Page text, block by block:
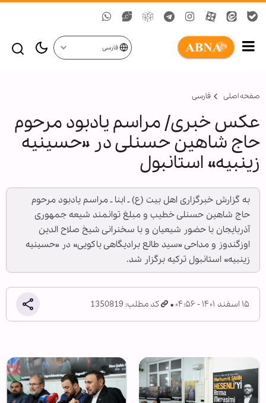
فارسی
صفحه اصلی فارسی
عكس خبری/ مراسم يادبود مرحوم
حاج شاهین حسنلی در «حسينيه
زينبيه» استانبول
به گزارش خبرگزاری اهل بيت (ع) ـ ابنا ـ مراسم يادبود مرحوم
حاج شاهین حسنلی خطیب و مبلغ توانمند شیعه جمهوری
آذربایجان با حضور شيعيان و با سخنرانی شيخ صلاح الدين
اوزگندوز و مداحی «سید طالع برادیگاهی باکویی» در «حسينيه
زينبيه» استانبول تركيه برگزار شد.
۱۵ اسفند ۱۴۰۱ - ۰۴:۵۶ کد مطلب: 1350819